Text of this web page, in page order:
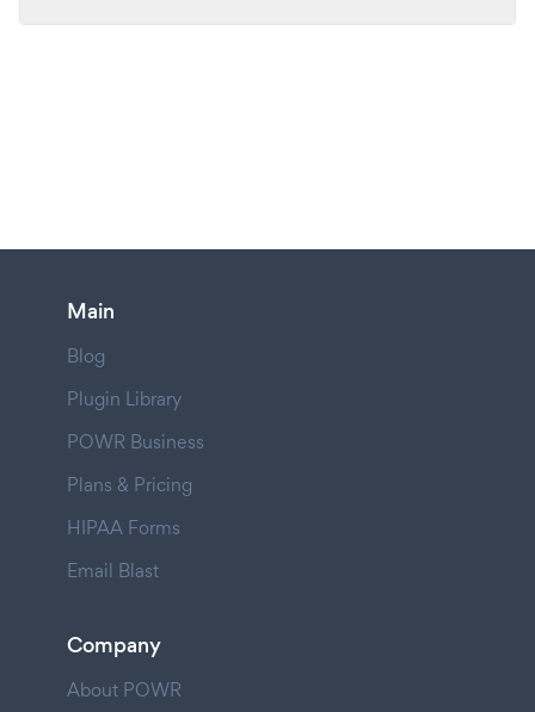
Main
Blog
Plugin Library
POWR Business
Plans & Pricing
HIPAA Forms
Email Blast
Company
About POWR